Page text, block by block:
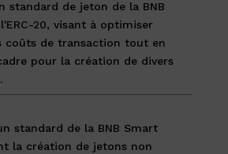
standard de jeton de la BNB
20, visant à optimiser
coûts de transaction tout en
pour la création de divers
standard de la BNB Smart
la création de jetons non